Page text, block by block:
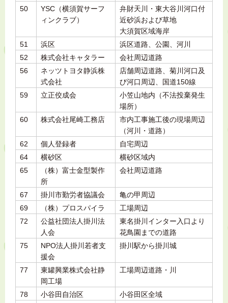
50
YSC（横須賀サーフ
ィンクラブ）
弁財天川・東大谷川河口付
近砂浜および草地
大須賀区域海岸
51
浜区
浜区道路、公園、河川
52
株式会社キャタラー
会社周辺道路
56
ネッツトヨタ静浜株
式会社
店舗周辺道路、菊川河口及
び河口周辺、国道150線
59
立正佼成会
小笠山地内（不法投棄発生
場所）
60
株式会社尾崎工務店
市内工事施工後の現場周辺
（河川・道路）
62
個人登録者
自宅周辺
64
横砂区
横砂区域内
65
（株）富士金型製作
所
会社周辺道路
67 掛川市勤労者協議会
亀の甲周辺
69
（株）プロスパイラ
工場周辺
72
公益社団法人掛川法
人会
東名掛川インター入口より
花鳥園までの道路
75
NPO法人掛川若者支
援会
掛川駅から掛川城
77
東罐興業株式会社静
岡工場
工場周辺道路・川
78 小谷田自治区 小谷田区全域